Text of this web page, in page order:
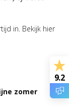
in. Bekijk hier
zomer
9.2